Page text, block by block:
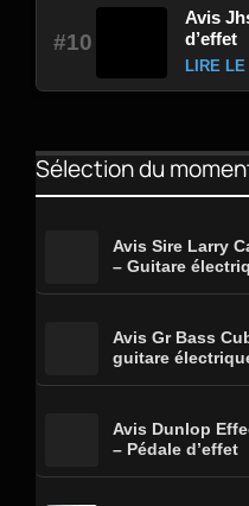
#10
Avis
d’effet
LIRE
Sélection du
Avis Sire Larry
– Guitare
Avis Gr Bass
guitare
Avis Dunlop
– Pédale d’effet